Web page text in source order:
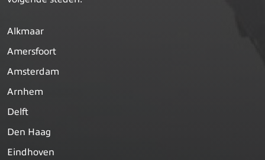
Alkmaar
Amersfoort
Amsterdam
Arnhem
Delft
Den Haag
Eindhoven